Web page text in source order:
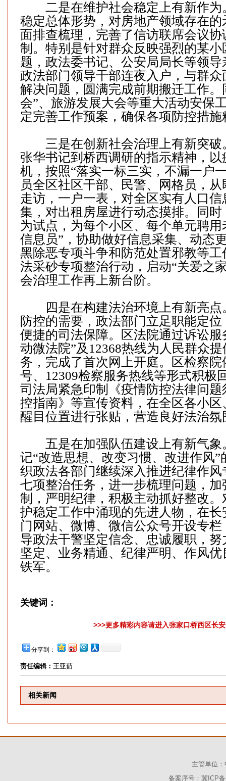
二是在维护社会稳定上有新作为
稳定总体形势，对房地产领域存在
面排查梳理，完善了信访联席会议
制。特别是针对群众反映强烈的某小
题，政法委书记、公安局局长等领
政法部门领导干部连夜入户，与群
解决问题，圆满完成前期搬迁工作。
会”、旅游发展大会等重大活动安保
定完善工作预案，确保各项防控措
三是在创新社会治理上有新突破
张华书记到桥西调研的指示精神，以
机，按照“落实一标三实，不漏一户
员全区社区干部、民警、网格员，
走访，一户一表，对全区实有人口
集，对出租房屋进行动态摸排。同
为试点，为每个小区、每个单元聘用
信息员”，协助做好信息采集、动态
黑除恶专项斗争和防范处置邪教等
法采砂专项整治行动，启动“关爱之
会治理工作再上新台阶。
四是在构建法治环境上有新亮点
防控的需要，政法部门立足职能定
便捷的司法保障。区法院通过诉讼服
动微法院”及12368热线为人民群众
务，完成了首次网上开庭。区检察
号、12309检察服务热线等形式积极
司法局紧急印制《疫情防控法律问
控指南》等宣传资料，在全区各小
醒目位置进行张贴，营造良好法治氛
五是在加强队伍建设上有新气象
记“改造思想、改变习惯、改进作风”
织政法各部门继续深入推进纪律作
七项整治任务，进一步梳理问题，
制，严明纪律，积极主动抓好整改
护稳定工作中涌现的先进人物，在
门网站、微博、微信公众号开设专
导政法干警坚定信念、忠诚履职，
坚定、业务精通、纪律严明、作风
铁军。
关键词：
>>>更多精彩内容请进入张家口桥西区长
分享到：
责任编辑： 王亚茹
相关新闻
主管单位
备案序号：冀ICP